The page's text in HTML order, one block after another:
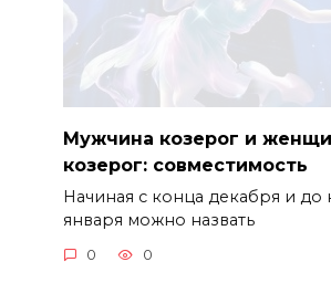
Мужчина козерог и
козерог: совместимость
Начиная с конца декабря и до
января можно назвать
0 0